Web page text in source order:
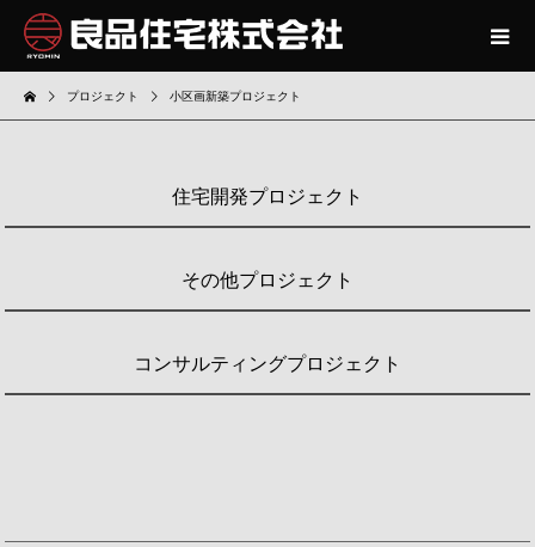
プロジェクト 小区画新築プロジェクト
住宅開発プロジェクト
その他プロジェクト
コンサルティングプロジェクト